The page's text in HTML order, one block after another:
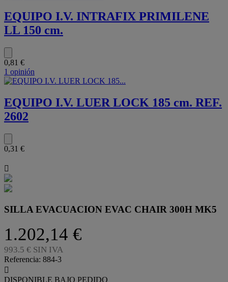
EQUIPO I.V. INTRAFIX PRIMILENE
LL 150 cm.
0,81 €
1 opinión
EQUIPO I.V. LUER LOCK 185 cm. REF.
2602
0,31 €

SILLA EVACUACION EVAC CHAIR 300H MK5
1.202,14 €
993.5 € SIN IVA
Referencia: 884-3

DISPONIBLE BAJO PEDIDO